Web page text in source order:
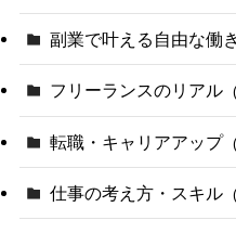
副業で叶える自由な働
フリーランスのリアル
転職・キャリアアップ
仕事の考え方・スキル